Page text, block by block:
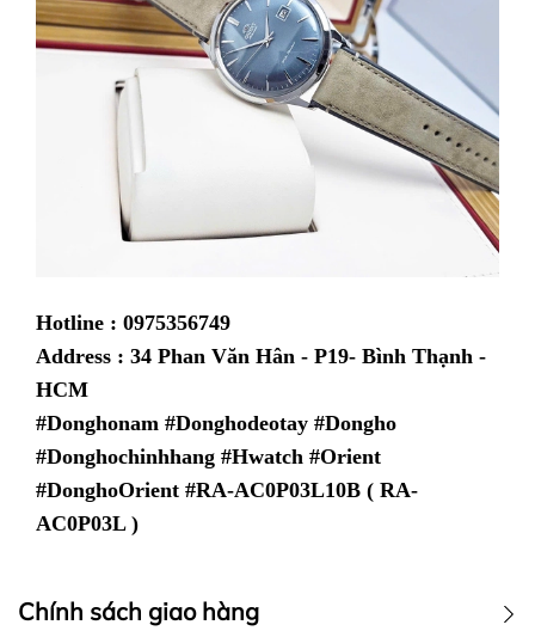
Hotline : 0975356749
Address : 34 Phan Văn Hân - P19- Bình Thạnh -
HCM
#Donghonam #Donghodeotay #Dongho
#Donghochinhhang #Hwatch #Orient
#DonghoOrient #RA-AC0P03L10B ( RA-
AC0P03L )
Chính sách giao hàng